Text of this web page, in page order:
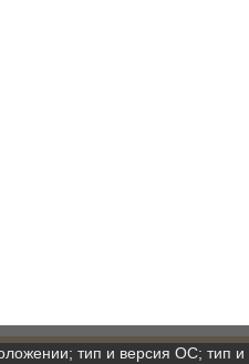
тип и версия ОС; тип и